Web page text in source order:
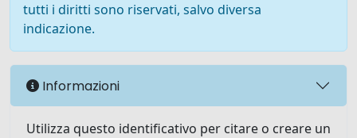
tutti i diritti sono riservati, salvo diversa
indicazione.
Informazioni
Utilizza questo identificativo per citare o creare un